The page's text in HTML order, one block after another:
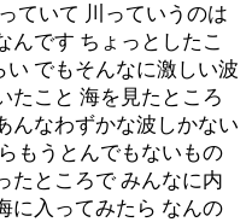
ていて 川っていうのは
んです ちょっとしたこ
でもそんなに激しい波
たこと 海を見たところ
んなわずかな波しかない
もうとんでもないもの
たところで みんなに内
に入ってみたら なんの